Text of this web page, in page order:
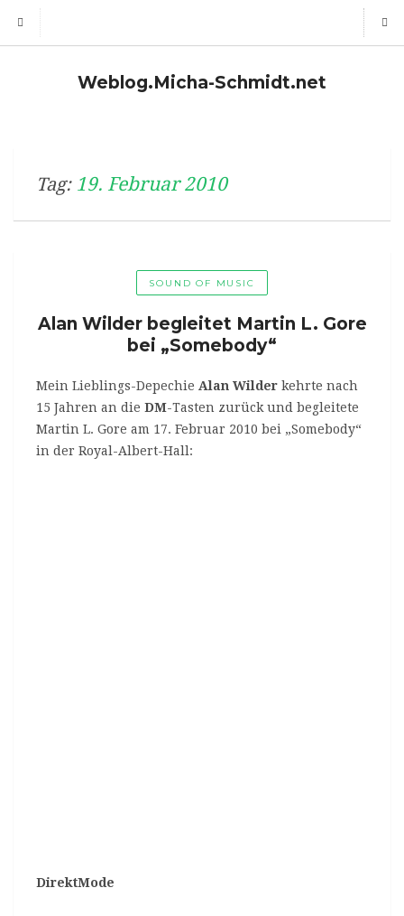
Weblog.Micha-Schmidt.net
Tag: 19. Februar 2010
SOUND OF MUSIC
Alan Wilder begleitet Martin L. Gore
bei „Somebody“
Mein Lieblings-Depechie Alan Wilder kehrte nach
15 Jahren an die DM-Tasten zurück und begleitete
Martin L. Gore am 17. Februar 2010 bei „Somebody“
in der Royal-Albert-Hall:
DirektMode